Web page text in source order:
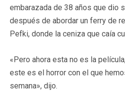
embarazada de 38 años que dio
después de abordar un ferry de
Pefki, donde la ceniza que caía
«Pero ahora esta no es la
este es el horror con el que
semana», dijo.